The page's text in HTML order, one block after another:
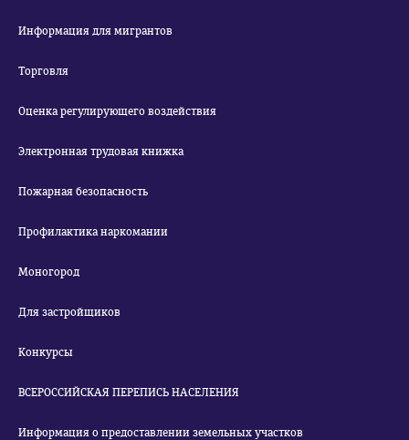
Информация для мигрантов
Торговля
Оценка регулирующего воздействия
Электронная трудовая книжка
Пожарная безопасность
Профилактика наркомании
Моногород
Для застройщиков
Конкурсы
ВСЕРОССИЙСКАЯ ПЕРЕПИСЬ НАСЕЛЕНИЯ
Информация о предоставлении земельных участков